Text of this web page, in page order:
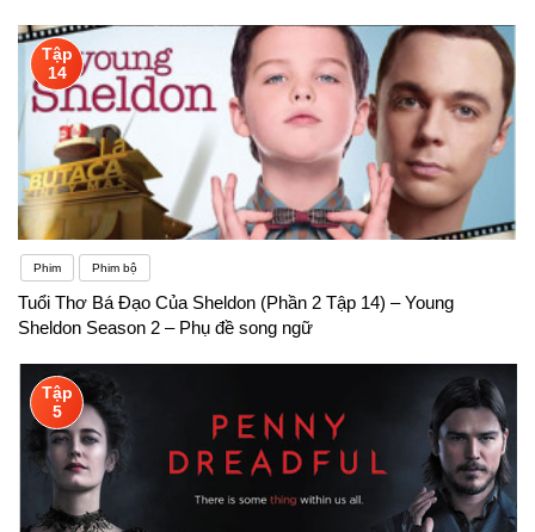
Tập
14
Phim Phim bộ
Tuổi Thơ Bá Đạo Của Sheldon (Phần 2 Tập 14) – Young
Sheldon Season 2 – Phụ đề song ngữ
Tập
5